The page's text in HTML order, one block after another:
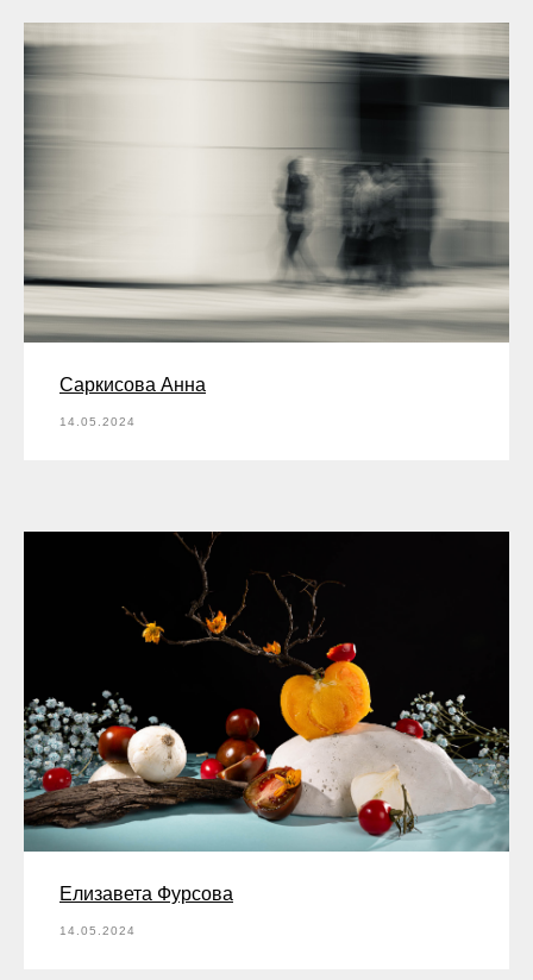
Саркисова Анна
14.05.2024
Елизавета Фурсова
14.05.2024